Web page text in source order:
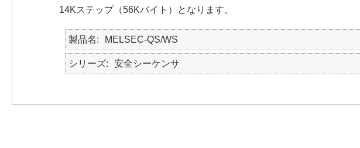
14Kステップ（56Kバイト）となります。
製品名 MELSEC-QS/WS
シリーズ 安全シーケンサ